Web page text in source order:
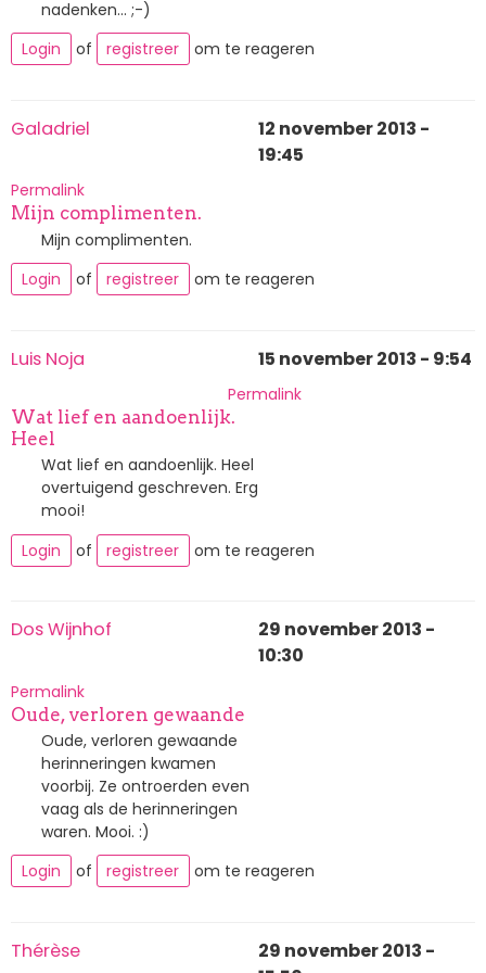
nadenken... ;-)
Login
of registreer om te reageren
Galadriel
12 november 2013 -
19:45
Permalink
Mijn complimenten.
Mijn complimenten.
Login
of registreer om te reageren
Luis Noja 15 november 2013 - 9:54
Permalink
Wat lief en aandoenlijk.
Heel
Wat lief en aandoenlijk. Heel
overtuigend geschreven. Erg
mooi!
Login
of registreer om te reageren
Dos Wijnhof
29 november 2013 -
10:30
Permalink
Oude, verloren gewaande
Oude, verloren gewaande
herinneringen kwamen
voorbij. Ze ontroerden even
vaag als de herinneringen
waren. Mooi. :)
Login
of registreer om te reageren
Thérèse
29 november 2013 -